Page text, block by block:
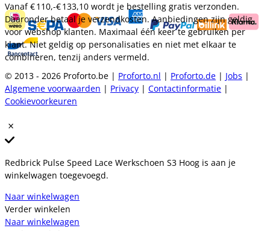
Vanaf€ 110,-€ 133,10 wordt je bestelling gratis verzonden.
Daaronder betaal je verzendkosten. Aanbiedingen zijn geldig
voor webshop klanten. Maximaal één keer te gebruiken per
klant. Niet geldig op personalisaties en niet met elkaar te
combineren, tenzij anders vermeld.
© 2013 - 2026 Proforto.be | Proforto.nl | Proforto.de | Jobs |
Algemene voorwaarden | Privacy | Contactinformatie |
Cookievoorkeuren
Redbrick Pulse Speed Lace Werkschoen S3 Hoog is aan je
winkelwagen toegevoegd.
Naar winkelwagen
Verder winkelen
Naar winkelwagen